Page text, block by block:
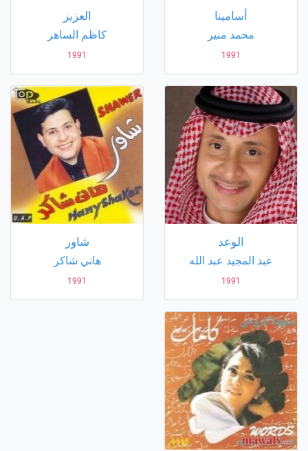
أسامينا
محمد منير
1991
العزيز
كاظم الساهر
1991
الوعد
عبد المجيد عبد الله
1991
شاور
هاني شاكر
1991